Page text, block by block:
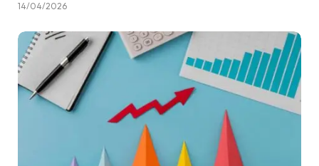
14/04/2026